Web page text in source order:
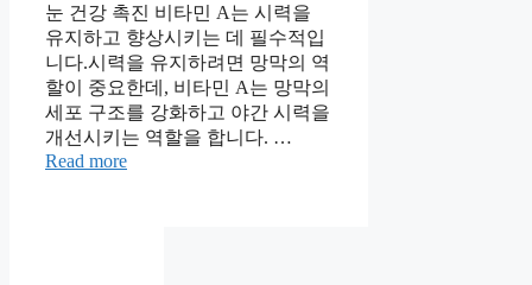
눈 건강 촉진 비타민 A는 시력을
유지하고 향상시키는 데 필수적입
니다.시력을 유지하려면 망막의 역
할이 중요한데, 비타민 A는 망막의
세포 구조를 강화하고 야간 시력을
개선시키는 역할을 합니다. …
Read more